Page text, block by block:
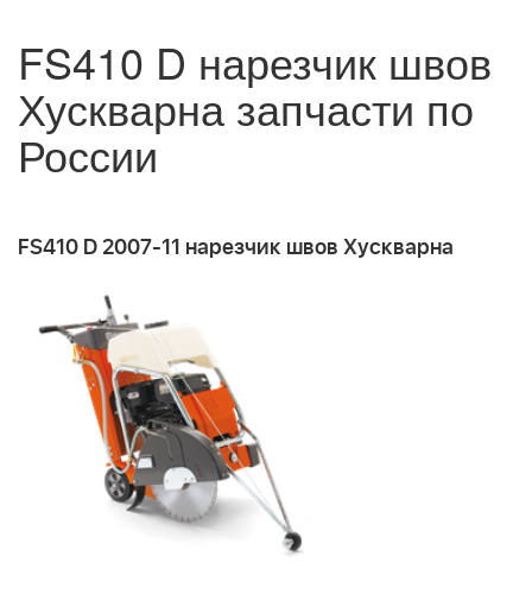
FS410 D нарезчик швов
Хускварна запчасти по
России
FS410 D 2007-11 нарезчик швов Хускварна